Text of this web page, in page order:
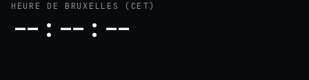
HEURE DE BRUXELLES (CET)
--:--:--